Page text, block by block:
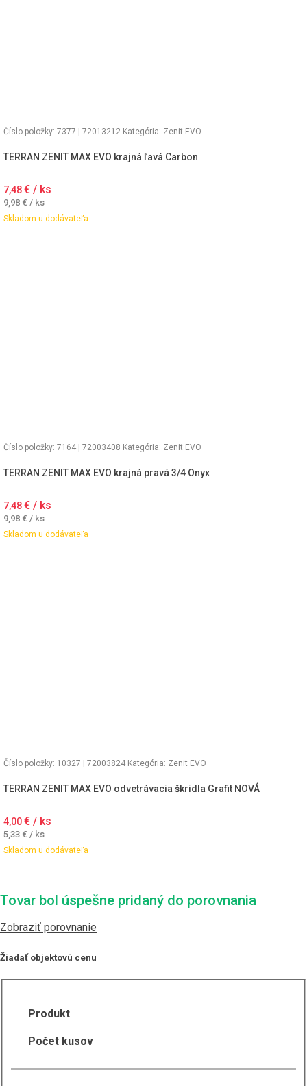
Číslo položky: 7377 | 72013212 Kategória: Zenit EVO
TERRAN ZENIT MAX EVO krajná ľavá Carbon
9,98€ / ks
7,48€ / ks
Skladom u dodávateľa
Číslo položky: 7164 | 72003408 Kategória: Zenit EVO
TERRAN ZENIT MAX EVO krajná pravá 3/4 Onyx
9,98€ / ks
7,48€ / ks
Skladom u dodávateľa
Číslo položky: 10327 | 72003824 Kategória: Zenit EVO
TERRAN ZENIT MAX EVO odvetrávacia škridla Grafit NOVÁ
5,33€ / ks
4,00€ / ks
Skladom u dodávateľa
Tovar bol úspešne pridaný do porovnania
Zobraziť porovnanie
Žiadať objektovú cenu
Produkt
Počet kusov